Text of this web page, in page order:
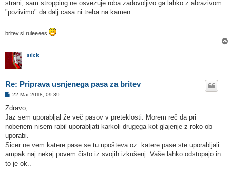
strani, sam stropping ne osvezuje roba zadovoljivo ga lahko z abrazivom
"pozivimo" da dalj casa ni treba na kamen
britev.si ruleeees
stick
Re: Priprava usnjenega pasa za britev
O
g
v
o
22 Mar 2018, 09:39
Zdravo,
Jaz sem uporabljal že več pasov v preteklosti. Morem reč da pri
nobenem nisem rabil uporabljati karkoli drugega kot glajenje z roko ob
uporabi.
Sicer ne vem katere pase se tu upošteva oz. katere pase ste uporabljali
ampak naj nekaj povem čisto iz svojih izkušenj. Vaše lahko odstopajo in
to je ok..